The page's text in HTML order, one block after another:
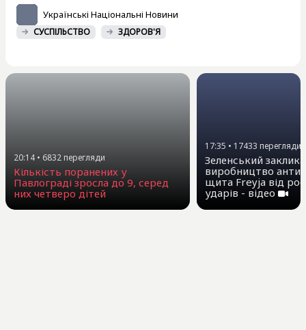
Українські Національні Новини
СУСПІЛЬСТВО ЗДОРОВ'Я
20:14 • 6832 перегляди
Кількість поранених у
Павлограді зросла до 9, серед
них четверо дітей
17:35 • 17433 перегляди
Зеленський
виробництво
щита Freyja від
ударів - відео